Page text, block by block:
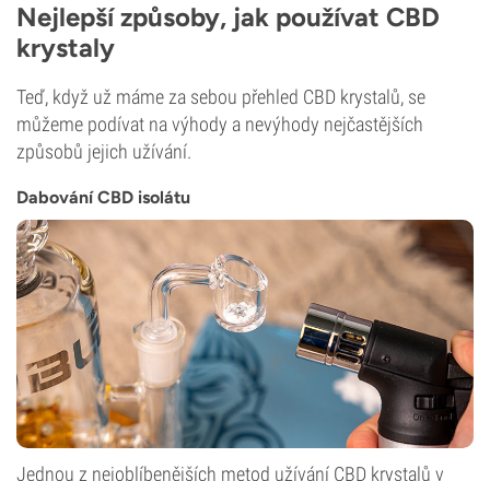
Nejlepší způsoby, jak používat CBD
krystaly
Teď, když už máme za sebou přehled CBD krystalů, se
můžeme podívat na výhody a nevýhody nejčastějších
způsobů jejich užívání.
Dabování CBD isolátu
Jednou z nejoblíbenějších metod užívání CBD krystalů v